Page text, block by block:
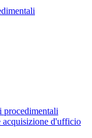
procedimentali
acquisizione d'ufficio